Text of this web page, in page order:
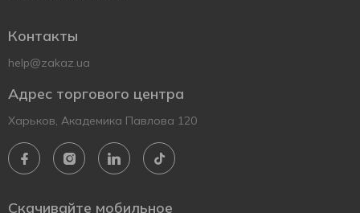
Контакты
help@zakaz.ua
Адрес торгового центра
Харьков, Академика Павлова 120
Скачивайте мобильное